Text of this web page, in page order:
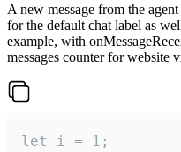
A new message from the
for the default chat label as
example, with
messages counter for website
let i = 1;